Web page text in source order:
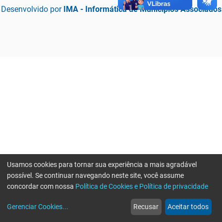
Desenvolvido por IMA - Informática de Municípios Associados
web
Notícias
more_horiz
Mais
Usamos cookies para tornar sua experiência a mais agradável
possível. Se continuar navegando neste site, você assume
concordar com nossa Política de Cookies e Política de privacidade
Gerenciar Cookies... Recusar Aceitar todos
Erro ao enviar informações, por favor tente novamente